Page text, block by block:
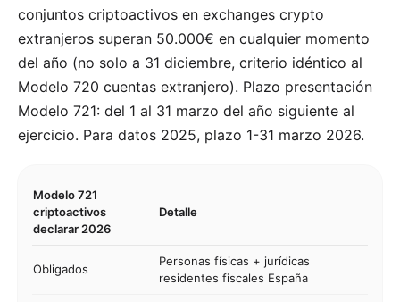
conjuntos criptoactivos en exchanges crypto
extranjeros superan 50.000€ en cualquier momento
del año (no solo a 31 diciembre, criterio idéntico al
Modelo 720 cuentas extranjero). Plazo presentación
Modelo 721: del 1 al 31 marzo del año siguiente al
ejercicio. Para datos 2025, plazo 1-31 marzo 2026.
Modelo 721
criptoactivos
declarar 2026
Detalle
Obligados
Personas físicas + jurídicas
residentes fiscales España